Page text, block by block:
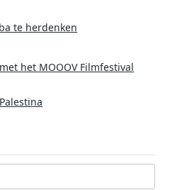
te herdenken
het MOOOV Filmfestival